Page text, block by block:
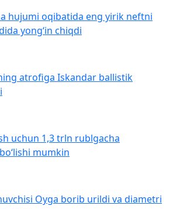
hujumi oqibatida eng yirik neftni
yong‘in chiqdi
atrofiga Iskandar ballistik
uchun 1,3 trln rublgacha
mumkin
Oyga borib urildi va diametri